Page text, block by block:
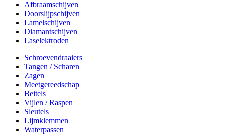
Afbraamschijven
Doorslijpschijven
Lamelschijven
Diamantschijven
Laselektroden
Schroevendraaiers
Tangen / Scharen
Zagen
Meetgereedschap
Beitels
Vijlen / Raspen
Sleutels
Lijmklemmen
Waterpassen